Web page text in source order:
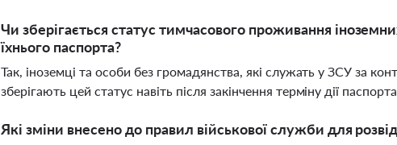
Чи зберігається статус тимчасового проживання
їхнього паспорта?
Так, іноземці та особи без громадянства, які служать у ЗСУ за
зберігають цей статус навіть після закінчення терміну дії
Які зміни внесено до правил військової служби для